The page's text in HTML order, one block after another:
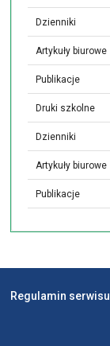
Dzienniki
Artykuły biurowe
Publikacje
Druki szkolne
Dzienniki
Artykuły biurowe
Publikacje
Regulamin serwisu